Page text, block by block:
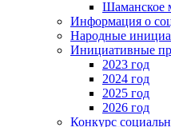
Шаманское
Информация о
Народные
Инициативные
2023 год
2024 год
2025 год
2026 год
Конкурс